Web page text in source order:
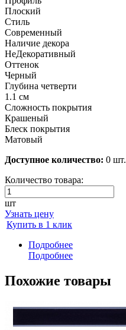
Плоский
Стиль
Современный
Наличие декора
НеДекоративный
Оттенок
Черный
Глубина четверти
1.1 см
Сложность покрытия
Крашеный
Блеск покрытия
Матовый
Доступное количество: 0 шт.
Количество товара:
шт
Узнать цену
Купить в 1 клик
Подробнее
Подробнее
Похожие товары